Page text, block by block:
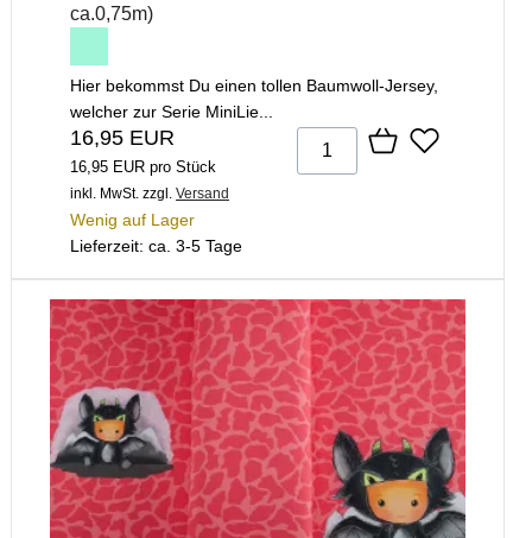
ca.0,75m)
Hier bekommst Du einen tollen Baumwoll-Jersey,
welcher zur Serie MiniLie...
16,95 EUR
16,95 EUR pro Stück
inkl. MwSt. zzgl. Versand
Wenig auf Lager
Lieferzeit: ca. 3-5 Tage